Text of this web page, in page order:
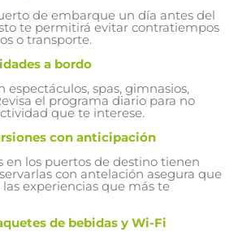
de embarque un día antes del
te permitirá evitar contratiempos
o transporte.
a bordo
espectáculos, spas, gimnasios,
el programa diario para no
que te interese.
con anticipación
en los puertos de destino tienen
con antelación asegura que
experiencias que más te
de bebidas y Wi-Fi